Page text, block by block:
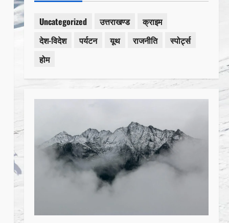
Uncategorized उत्तराखण्ड
क्राइम
देश-विदेश
पर्यटन यूथ राजनीति
स्पोर्ट्स
होम